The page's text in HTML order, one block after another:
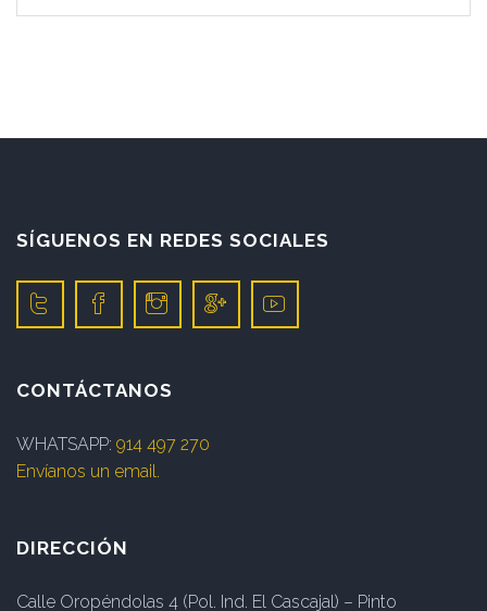
SÍGUENOS EN REDES SOCIALES
CONTÁCTANOS
WHATSAPP: 914 497 270
Envíanos un email.
DIRECCIÓN
Calle Oropéndolas 4 (Pol. Ind. El Cascajal) – Pinto